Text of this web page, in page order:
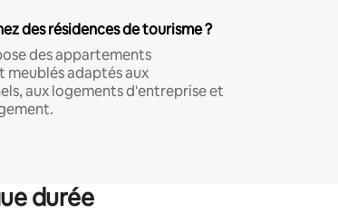
des résidences de tourisme ?
des appartements
meublés adaptés aux
aux logements d'entreprise et
durée